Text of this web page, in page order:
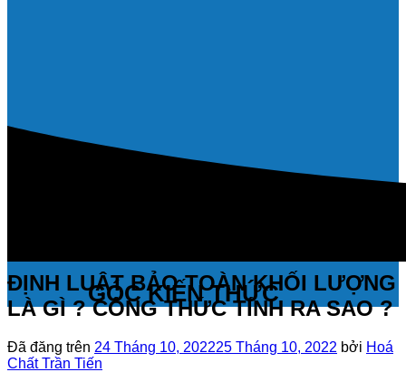
GÓC KIẾN THỨC
ĐỊNH LUẬT BẢO TOÀN KHỐI LƯỢNG
LÀ GÌ ? CÔNG THỨC TÍNH RA SAO ?
Đã đăng trên 24 Tháng 10, 202225 Tháng 10, 2022 bởi Hoá
Chất Trần Tiến